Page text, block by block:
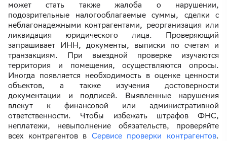
может стать также жалоба о нарушении,
подозрительные налогооблагаемые суммы, сделки с
неблагонадежными контрагентами, реорганизация или
ликвидация юридического лица. Проверяющий
запрашивает ИНН, документы, выписки по счетам и
транзакциям. При выездной проверке изучаются
территория и помещения, осуществляются опросы.
Иногда появляется необходимость в оценке ценности
объектов, а также изучения достоверности
документации и подписей. Выявленные нарушения
влекут к финансовой или административной
ответственности. Чтобы избежать штрафов ФНС,
неплатежи, невыполнение обязательств, проверяйте
всех контрагентов в Сервисе проверки контрагентов.